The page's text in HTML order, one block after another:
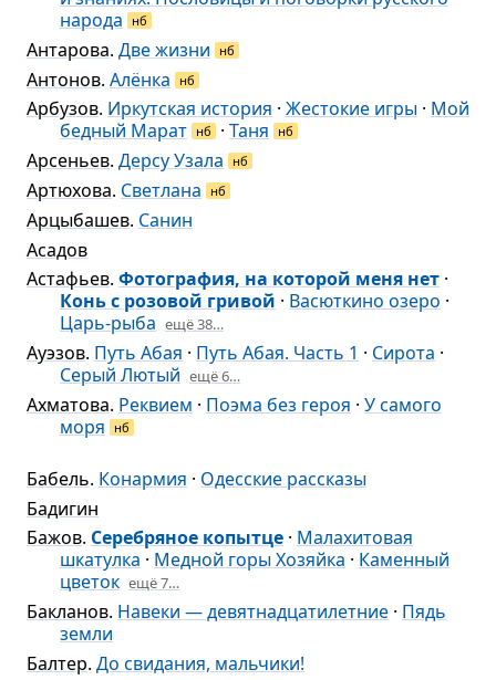
народа
нб
Антарова. Две жизни нб
Антонов. Алёнка нб
Арбузов. Иркутская история · Жестокие игры · Мой
бедный Марат нб · Таня нб
Арсеньев. Дерсу Узала нб
Артюхова. Светлана нб
Арцыбашев. Санин
Асадов
Астафьев. Фотография, на которой меня нет ·
Конь с розовой гривой · Васюткино озеро ·
Царь-рыба ещё 38…
Ауэзов. Путь Абая · Путь Абая. Часть 1 · Сирота ·
Серый Лютый ещё 6…
Ахматова. Реквием · Поэма без героя · У самого
моря
нб
Бабель. Конармия · Одесские рассказы
Бадигин
Бажов. Серебряное копытце · Малахитовая
шкатулка · Медной горы Хозяйка · Каменный
цветок ещё 7…
Бакланов. Навеки — девятнадцатилетние · Пядь
земли
Балтер. До свидания, мальчики!